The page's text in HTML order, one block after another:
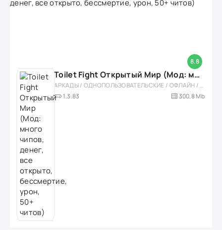
8.8
Toilet Fight Открытый Мир (Мод: много чипов, денег, все открыто, бессмертие, урон, 50+ читов)
АРКАДЫ / ОДНОПОЛЬЗОВАТЕЛЬСКИЕ / ОФЛАЙН / МОД / РОЛЕВЫЕ / ШУТЕРЫ / ОТКРЫТЫЙ МИР / ВСТРОЕННЫЙ КЕШ / 3D / ЭКШЕНЫ / ТУАЛЕТНЫЕ ВОЙНЫ / ДЛЯ ДЕТЕЙ
1.3.83
300,8 Mb